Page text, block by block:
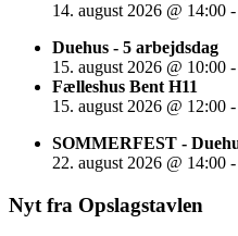
14. august 2026 @ 14:00 -
Duehus - 5 arbejdsdag
15. august 2026 @ 10:00 -
Fælleshus Bent H11
15. august 2026 @ 12:00 -
SOMMERFEST -
22. august 2026 @ 14:00 -
Nyt fra Opslagstavlen